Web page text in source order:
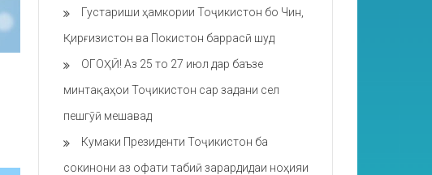
Густариши ҳамкории Тоҷикистон бо Чин,
Қирғизистон ва Покистон баррасӣ шуд
ОГОҲӢ! Аз 25 то 27 июл дар баъзе
минтақаҳои Тоҷикистон сар задани сел
пешгӯӣ мешавад
Кумаки Президенти Тоҷикистон ба
сокинони аз офати табиӣ зарардидаи ноҳияи